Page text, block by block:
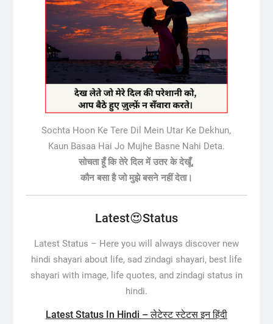
Sochta Hoon Ke Tere Dil Mein Utar Ke Dekhun,
Kaun Basaa Hai Jo Mujhe Basne Nahi Deta.
सोचता हूँ कि तेरे दिल में उतर के देखूँ,
कौन बसा है जो मुझे बसने नहीं देता।
Latest😍Status
Latest Status – Here you will always discover new
hindi shayari about life, sad zindagi shayari, best life
shayari with image, life quotes, and zindagi status in
hindi.
Latest Status In Hindi – लेटेस्ट स्टेटस इन हिंदी